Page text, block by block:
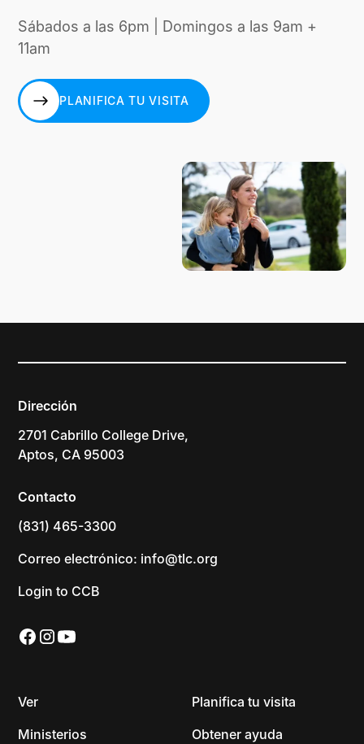
Sábados a las 6pm | Domingos a las 9am +
11am
PLANIFICA TU VISITA
Dirección
2701 Cabrillo College Drive,
Aptos, CA 95003
Contacto
(831) 465-3300
Correo electrónico: info@tlc.org
Login to CCB
Ver
Ministerios
Planifica tu visita
Obtener ayuda